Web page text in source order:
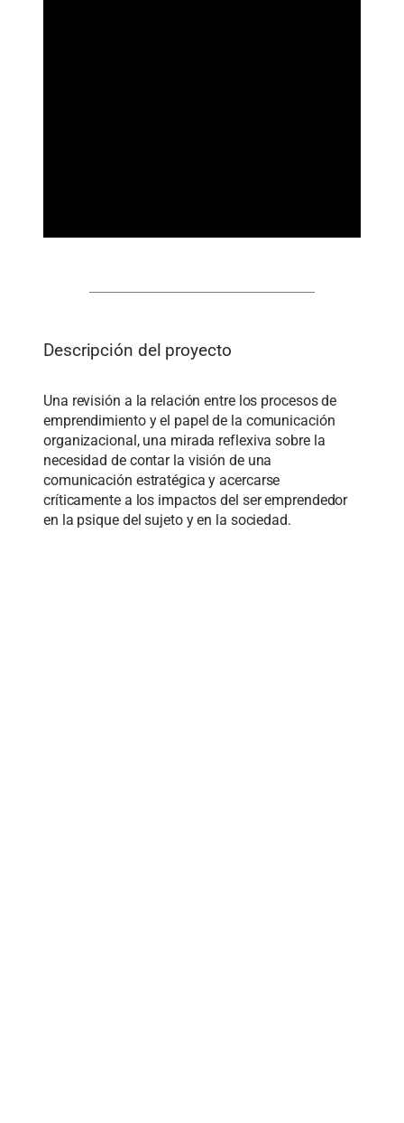
Descripción del proyecto
Una revisión a la relación entre los procesos de
emprendimiento y el papel de la comunicación
organizacional, una mirada reflexiva sobre la
necesidad de contar la visión de una
comunicación estratégica y acercarse
críticamente a los impactos del ser emprendedor
en la psique del sujeto y en la sociedad.